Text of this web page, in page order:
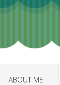
ABOUT ME